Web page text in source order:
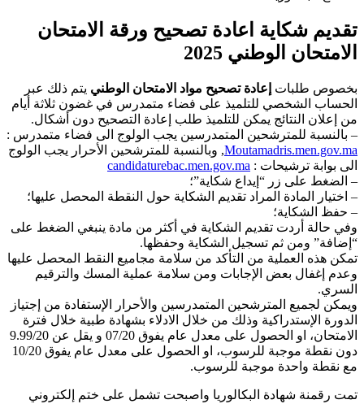
تقديم شكاية اعادة تصحيح ورقة الامتحان
الامتحان الوطني 2025
بخصوص طلبات إعادة تصحيح مواد الامتحان الوطني يتم ذلك عبر
الحساب الشخصي للتلميذ على فضاء متمدرس في غضون ثلاثة أيام
من إعلان النتائج يمكن للتلميذ طلب إعادة التصحيح دون أشكال.
– بالنسبة للمترشحين المتمدرسين يجب الولوج الى فضاء متمدرس :
Moutamadris.men.gov.ma, وبالنسبة للمترشحين الأحرار يجب الولوج
الى بوابة ترشيحات : candidaturebac.men.gov.ma
– الضغط على زر “إيداع شكاية”؛
– اختيار المادة المراد تقديم الشكاية حول النقطة المحصل عليها؛
– حفظ الشكاية؛
وفي حالة أردت تقديم الشكاية في أكثر من مادة ينبغي الضغط على
“إضافة” ومن ثم تسجيل الشكاية وحفظها.
تمكن هذه العملية من التأكد من سلامة مجاميع النقط المحصل عليها
وعدم إغفال بعض الإجابات ومن سلامة عملية المسك والترقيم
السري.
ويمكن لجميع المترشحين المتمدرسين والأحرار الإستفادة من إجتياز
الدورة الإستدراكية وذلك من خلال الادلاء بشهادة طبية خلال فترة
الامتحان، او الحصول على معدل عام يفوق 07/20 و يقل عن 9.99/20
دون نقطة موجبة للرسوب، او الحصول على معدل عام يفوق 10/20
مع نقطة واحدة موجبة للرسوب.
تمت رقمنة شهادة البكالوريا واصبحت تشمل على ختم إلكتروني